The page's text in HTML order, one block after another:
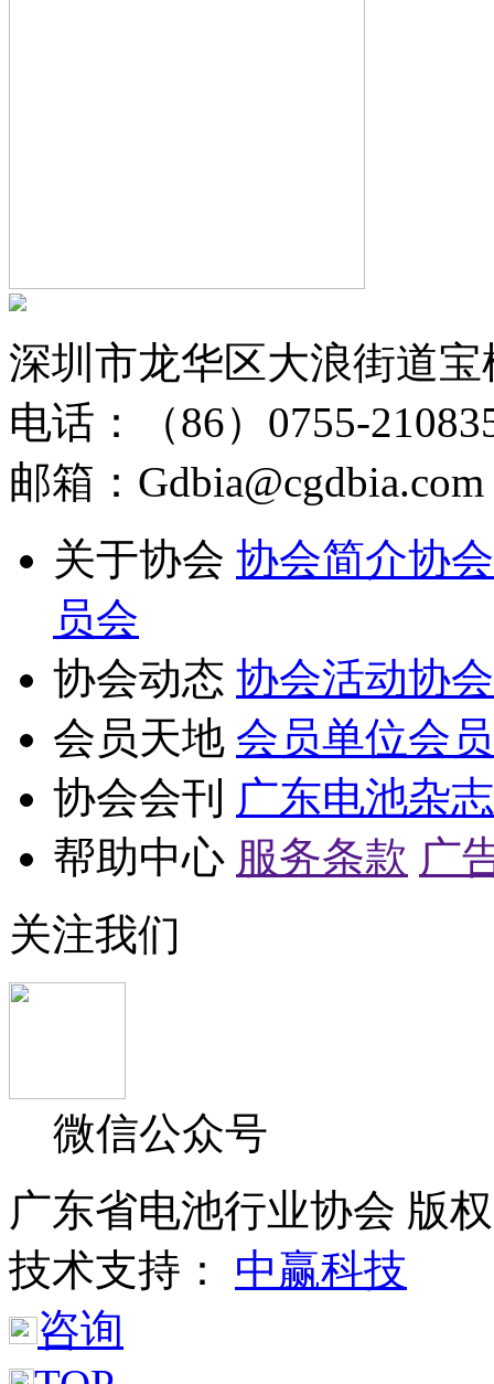
深圳市龙华区大浪街道
电话：（86）0755-
邮箱：Gdbia@cgdbia.com
关于协会 协会简介协
员会
协会动态 协会活动协
会员天地 会员单位会
协会会刊 广东电池杂志
帮助中心 服务条款 广
关注我们
微信公众号
广东省电池行业协会 版
技术支持： 中赢科技
咨询